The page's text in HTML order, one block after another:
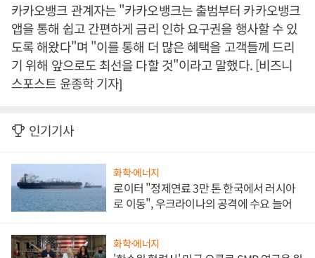
카카오뱅크 관계자는 "카카오뱅크는 출범부터 카카오뱅크
앱을 통해 쉽고 간편하게 금리 인하 요구권을 행사할 수 있
도록 해왔다"며 "이를 통해 더 많은 혜택을 고객들께 드리
기 위해 앞으로도 최선을 다할 것"이라고 말했다. [비즈니
스포스트 윤종학 기자]
인기기사
화학·에너지
로이터 "정제연료 3만 톤 한국에서 러시아
로 이동", 우크라이나의 공격에 수요 늘어
화학·에너지